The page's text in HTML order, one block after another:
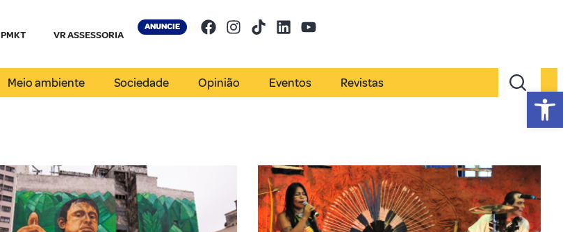
PMKT VR ASSESSORIA
ANUNCIE
Meio ambiente Sociedade Opinião Eventos Revistas